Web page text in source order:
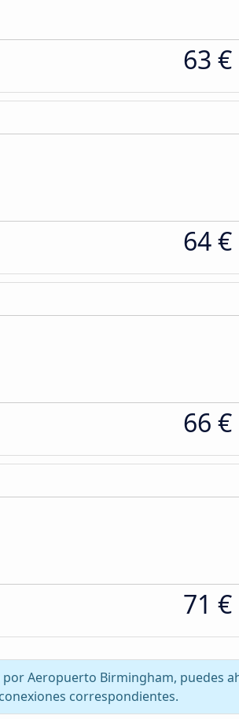
63 €
64 €
66 €
71 €
Aeropuerto Birmingham, puedes
correspondientes.